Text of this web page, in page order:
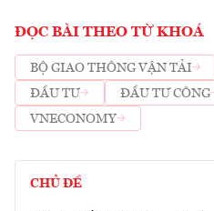
ĐỌC BÀI THEO TỪ KHOÁ
BỘ GIAO THÔNG VẬN TẢI
ĐẦU TƯ
ĐẦU TƯ CÔNG
VNECONOMY
CHỦ ĐỀ